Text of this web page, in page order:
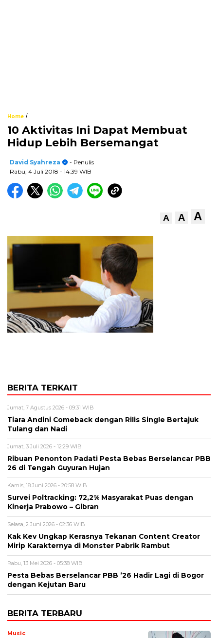
Home /
10 Aktivitas Ini Dapat Membuat
Hidup Lebih Bersemangat
David Syahreza
- Penulis
Rabu, 4 Juli 2018 - 14:39 WIB
A A A
BERITA TERKAIT
Jumat, 7 Agustus 2026 - 09:31 WIB
Tiara Andini Comeback dengan Rilis Single Bertajuk
Tulang dan Nadi
Jumat, 3 Juli 2026 - 12:29 WIB
Ribuan Penonton Padati Pesta Bebas Berselancar PBB
26 di Tengah Guyuran Hujan
Kamis, 18 Juni 2026 - 20:58 WIB
Survei Poltracking: 72,2% Masyarakat Puas dengan
Kinerja Prabowo – Gibran
Selasa, 2 Juni 2026 - 02:36 WIB
Kak Kev Ungkap Kerasnya Tekanan Content Creator
Mirip Karakternya di Monster Pabrik Rambut
Rabu, 13 Mei 2026 - 05:38 WIB
Pesta Bebas Berselancar PBB ’26 Hadir Lagi di Bogor
dengan Kejutan Baru
BERITA TERBARU
Music